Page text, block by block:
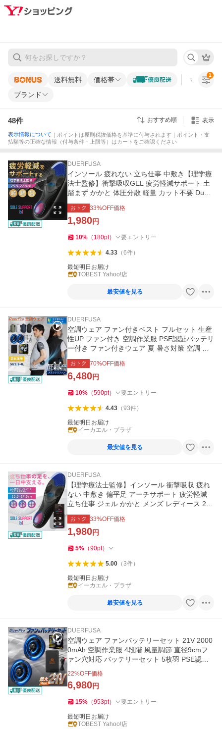
送料無料 価格帯 すべての条
ブランド
1
48件 おすすめ順 表示
表示情報について ｜ポイントは原則税抜価格を基準に付与されます｜ポイント・支
払額等の正確な情報（付与条件・上限等）はカートをご確認ください
DUERFUSA
インソール 疲れない 立ち仕事 中敷き【理学療
法士監修】衝撃吸収GEL 疲労軽減サポート 土
踏まず かかと 体圧分散 軽量 カット不要 Duerf
usa 日本企業 26.5cm
おトク 33%OFF価格
1,980円
10% （ 180pt） 要エントリー
4.33（6件）
最短明日お届け
TOBEST Yahoo!店
最安値を見る
DUERFUSA
空調ウェア ファン付きベスト フルセット 生産
性UP ファン付き 空調作業服 PSE認証バッテリ
ー付き ファン付きウェア 夏 暑さ対策 空調 熱
おトク 70%OFF価格
6,480円
10% （590pt） 要エントリー
4.43（93件）
最短明日お届け
イーカエル・プラザ
最安値を見る
DUERFUSA
【理学療法士監修】インソール 衝撃吸収 疲れ
ない 中敷き 偏平足 アーチサポート 疲労軽減
立ち仕事 ジェル かかと メンズ レディース 25.
5cm 27.5cm
おトク 33%OFF価格
1,980円
5% （90pt）
5.00（3件）
最短明日お届け
イーカエル・プラザ
最安値を見る
DUERFUSA
空調ウェア ファンバッテリーセット 21V 2000
0mAh 空調作業服 4段階 風量調節 直径9cmフ
ァン穴対応 バッテリーセット 5枚羽 PSE認証
22%OFF価格
6,980円
15% （953pt） 要エントリー
最短明日お届け
TOBEST Yahoo!店